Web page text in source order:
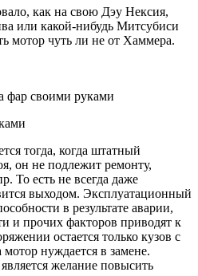
как на свою Дэу Нексия,
или какой-нибудь Митсубиси
мотор чуть ли не от Хаммера.
фар своими руками
тогда, когда штатный
он не подлежит ремонту,
То есть не всегда даже
выходом. Эксплуатационный
в результате аварии,
и прочих факторов приводят к
остается только кузов с
нуждается в замене.
желание повысить